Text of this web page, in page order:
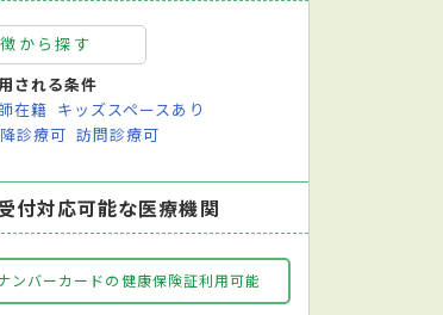
から探す
される条件
在籍 キッズスペースあり
診療可 訪問診療可
付対応可能な医療機関
ンバーカードの健康保険証利用可能